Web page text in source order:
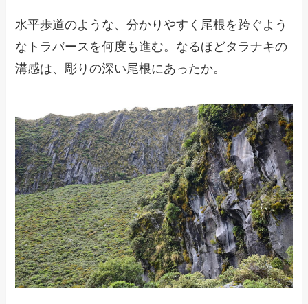
水平歩道のような、分かりやすく尾根を跨ぐよう
なトラバースを何度も進む。なるほどタラナキの
溝感は、彫りの深い尾根にあったか。